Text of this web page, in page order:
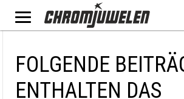
FOLGENDE
ENTHALTEN DAS